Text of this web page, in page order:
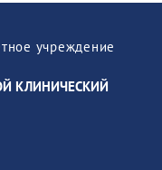
учреждение
КЛИНИЧЕСКИЙ